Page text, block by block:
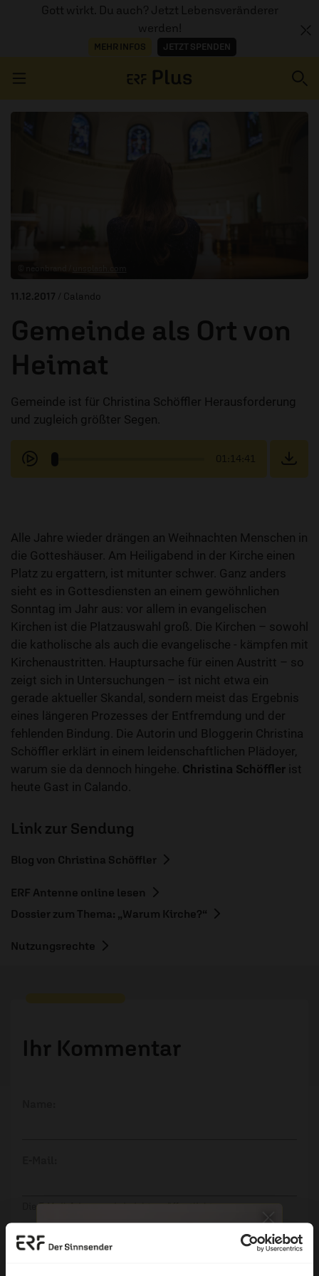
Gott wirkt. Du auch? Jetzt Lebensveränderer
werden!
MEHR INFOS JETZT SPENDEN
11.12.2017 / Calando
Gemeinde als Ort von
Heimat
Gemeinde ist für Christina Schöffler Herausforderung
und zugleich größter Segen.
01:14:41
Alle Jahre wieder drängen an Weihnachten Menschen in
die Gotteshäuser. Am Heiligabend in der Kirche einen
Platz zu ergattern, ist mitunter schwer. Ganz anders
sieht es in Gottesdiensten an einem gewöhnlichen
Sonntag im Jahr aus: vor allem in evangelischen
Kirchen ist die Platzauswahl groß. Die Kirchen – sowohl
die katholische als auch die evangelische - kämpfen mit
Kirchenaustritten. Hauptursache für einen Austritt – so
zeigt sich in Untersuchungen – ist nicht etwa ein
gerade aktueller Skandal, sondern meist das Ergebnis
eines längeren Prozesses der Entfremdung und der
fehlenden Bindung. Die Autorin und Bloggerin Christina
Schöffler erklärt in einem leidenschaftlichen Plädoyer,
warum sie da dennoch hingehe. Christina Schöffler ist
heute Gast in Calando.
Link zur Sendung
Blog von Christina Schöffler
ERF Antenne online lesen
Dossier zum Thema: „Warum Kirche?“
Nutzungsrechte
Ihr Kommentar
Die E-Mail-Adresse wird nicht veröffentlicht.
Kommentar: